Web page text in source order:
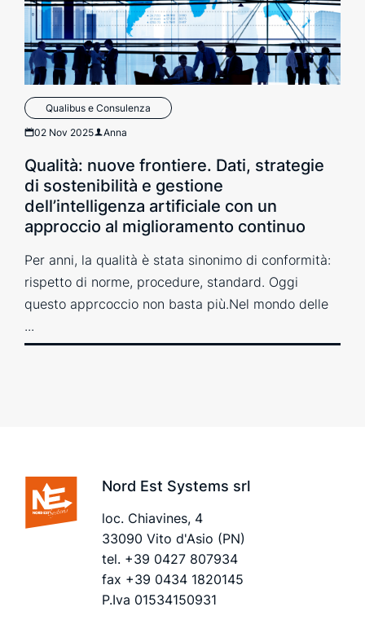
Qualibus e Consulenza
02 Nov 2025 Anna
Qualità: nuove frontiere. Dati, strategie
di sostenibilità e gestione
dell’intelligenza artificiale con un
approccio al miglioramento continuo
Per anni, la qualità è stata sinonimo di conformità:
rispetto di norme, procedure, standard. Oggi
questo apprcoccio non basta più.Nel mondo delle
...
Nord Est Systems srl
loc. Chiavines, 4
33090 Vito d'Asio (PN)
tel. +39 0427 807934
fax +39 0434 1820145
P.Iva 01534150931